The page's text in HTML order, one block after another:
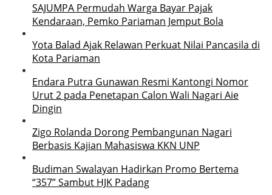
SAJUMPA Permudah Warga Bayar Pajak
Kendaraan, Pemko Pariaman Jemput Bola
Yota Balad Ajak Relawan Perkuat Nilai Pancasila di
Kota Pariaman
Endara Putra Gunawan Resmi Kantongi Nomor
Urut 2 pada Penetapan Calon Wali Nagari Aie
Dingin
Zigo Rolanda Dorong Pembangunan Nagari
Berbasis Kajian Mahasiswa KKN UNP
Budiman Swalayan Hadirkan Promo Bertema
“357” Sambut HJK Padang